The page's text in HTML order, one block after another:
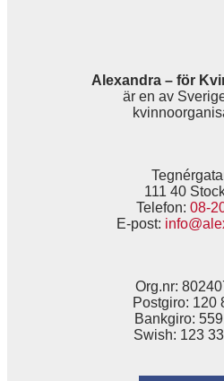
Alexandra – för
är en av
111 40
Telefon: 08-
E-post:
Org.nr:
Postgiro: 120
Bankgiro:
Swish: 123